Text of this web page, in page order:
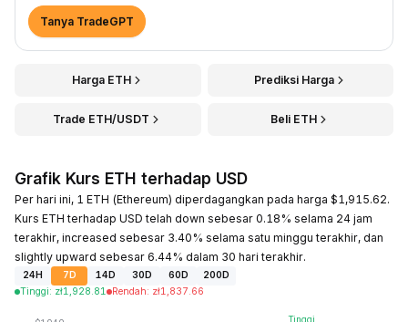
Tanya TradeGPT
Harga ETH Prediksi Harga
Trade ETH/USDT Beli ETH
Grafik Kurs ETH terhadap USD
Per hari ini, 1 ETH (Ethereum) diperdagangkan pada harga $1,915.62.
Kurs ETH terhadap USD telah down sebesar 0.18% selama 24 jam
terakhir, increased sebesar 3.40% selama satu minggu terakhir, dan
slightly upward sebesar 6.44% dalam 30 hari terakhir.
24H 7D 14D 30D 60D
200D
Tinggi: zł1,928.81 Rendah: zł1,837.66